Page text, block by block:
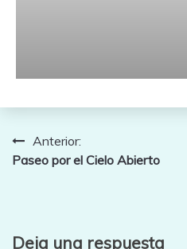
Navegación
Anterior:
Paseo por el Cielo Abierto
Deja una respuesta